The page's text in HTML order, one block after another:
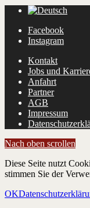
Facebook
Instagram
Kontakt
Jobs und
Anfahrt
Partner
AGB
Impressum
Nach oben scrollen
Diese Seite nutzt
stimmen Sie der
OK